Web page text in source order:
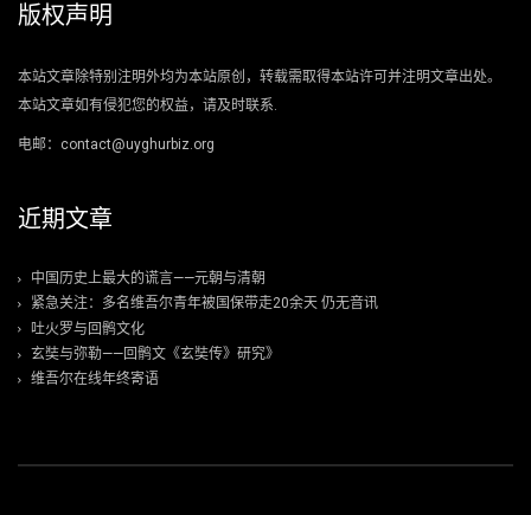
版权声明
本站文章除特别注明外均为本站原创，转载需取得本站许可并注明文章出处。
本站文章如有侵犯您的权益，请及时联系.
电邮：contact@uyghurbiz.org
近期文章
中国历史上最大的谎言——元朝与清朝
紧急关注：多名维吾尔青年被国保带走20余天 仍无音讯
吐火罗与回鹘文化
玄奘与弥勒——回鹘文《玄奘传》研究》
维吾尔在线年终寄语